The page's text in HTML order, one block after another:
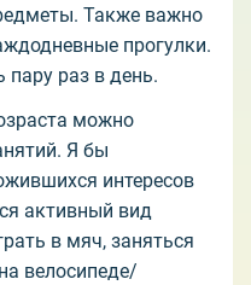
Также важно
прогулки.
пару раз в день.
можно
Я бы
интересов
активный вид
в мяч, заняться
велосипеде/